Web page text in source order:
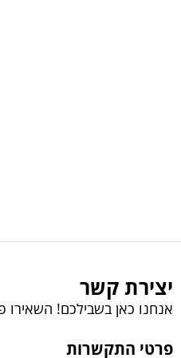
יצירת קשר
אנחנו כאן בשבילכם! השאירו
פרטי התקשרות